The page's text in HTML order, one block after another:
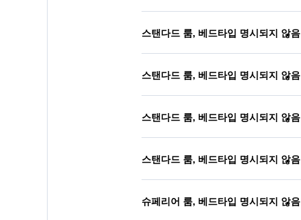
스탠다드 룸, 베드타입 명시되지 않음
스탠다드 룸, 베드타입 명시되지 않음
스탠다드 룸, 베드타입 명시되지 않음
스탠다드 룸, 베드타입 명시되지 않음
슈페리어 룸, 베드타입 명시되지 않음